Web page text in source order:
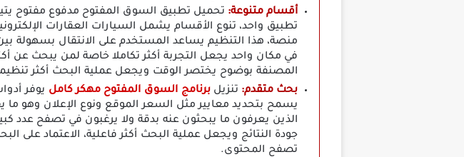
أقسام متنوعة: تحميل تطبيق السوق المفتوح مدفوع مفتوح
تطبيق واحد، تنوع الأقسام يشمل السيارات العقارات
منصة، هذا التنظيم يساعد المستخدم على الانتقال بسهولة
في مكان واحد يجعل التجربة أكثر تكاملا خاصة لمن يبحث عن
المصنفة بوضوح يختصر الوقت ويجعل عملية البحث أكثر
بحث متقدم: تنزيل برنامج السوق المفتوح مهكر كامل يوفر
يسمح بتحديد معايير مثل السعر الموقع ونوع الإعلان وهو ما
الذين يعرفون ما يبحثون عنه بدقة ولا يرغبون في تصفح عدد
جودة النتائج ويجعل عملية البحث أكثر فاعلية، الاعتماد على
تصفح المحتوى.